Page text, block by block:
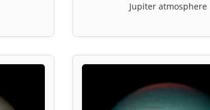
Jupiter atmosphere